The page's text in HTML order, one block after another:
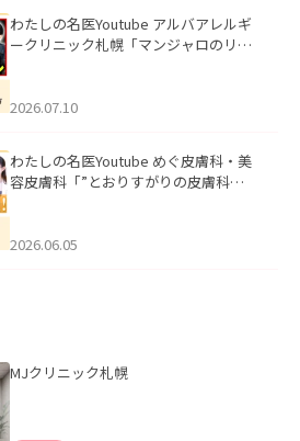
わたしの名医Youtube アルバアレルギ
ークリニック札幌「マンジャロのリア
た。
2026.07.10
わたしの名医Youtube めぐ皮膚科・美
容皮膚科「”とおりすがりの皮膚科
2026.06.05
MJクリニック札幌